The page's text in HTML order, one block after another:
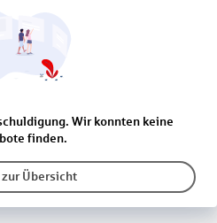
Wir konnten keine
finden.
Übersicht